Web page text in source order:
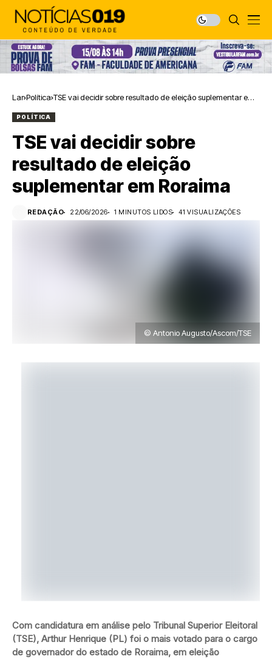
Lar Política TSE vai decidir sobre resultado de eleição suplementar em
POLÍTICA
TSE vai decidir sobre
resultado de eleição
suplementar em Roraima
REDAÇÃO 22/06/2026 1 MINUTOS LIDOS 41 VISUALIZAÇÕES
© Antonio Augusto/Ascom/TSE
Com candidatura em análise pelo Tribunal Superior Eleitoral
(TSE), Arthur Henrique (PL) foi o mais votado para o cargo
de governador do estado de Roraima, em eleição